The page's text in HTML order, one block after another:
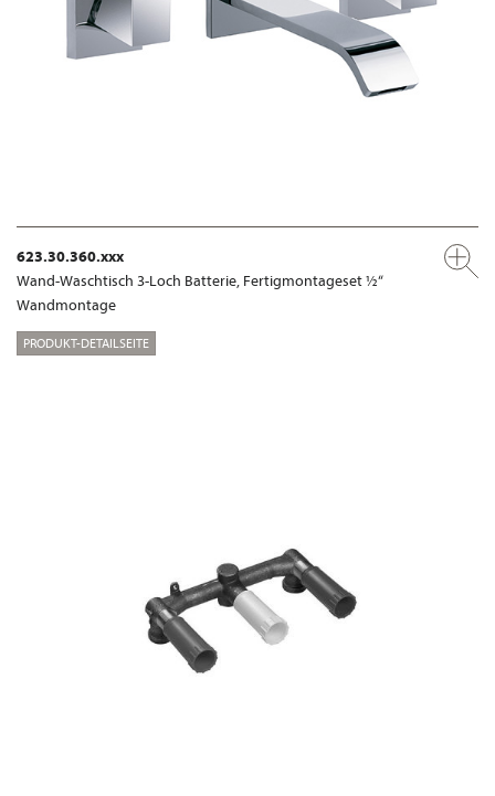
623.30.360.xxx
Wand-Waschtisch 3-Loch Batterie, Fertigmontageset ½“
Wandmontage
PRODUKT-DETAILSEITE